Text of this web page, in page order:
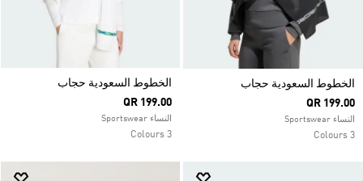
الخطوط السعودية حجاب
QR 199.00
النساء Sportswear
3 Colours
الخطوط السعودية حجاب
QR 199.00
النساء Sportswear
3 Colours